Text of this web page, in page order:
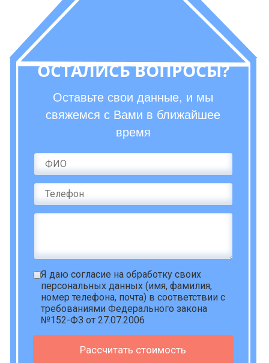
ОСТАЛИСЬ ВОПРОСЫ?
Оставьте свои данные, и мы
свяжемся с Вами в ближайшее
время
Я даю согласие на обработку своих
персональных данных (имя, фамилия,
номер телефона, почта) в соответствии с
требованиями Федерального закона
№152-ФЗ от 27.07.2006
Рассчитать стоимость